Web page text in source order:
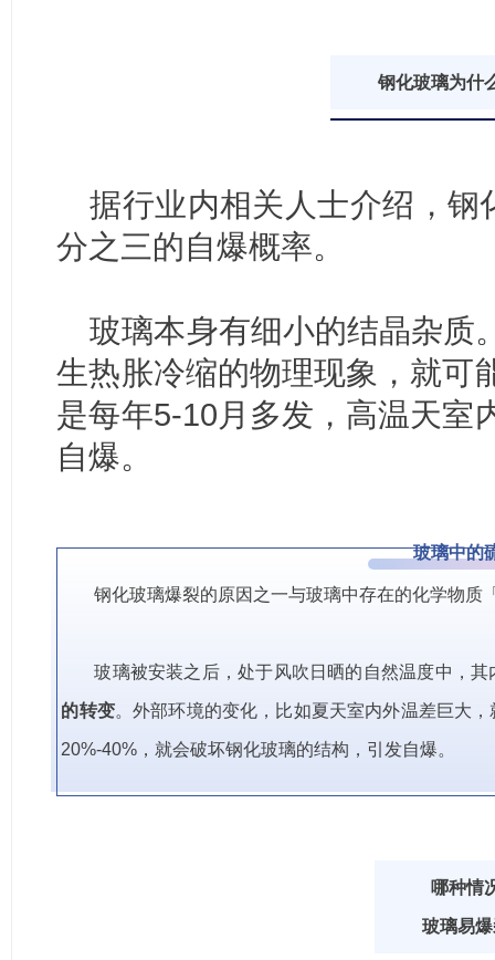
钢化玻璃为什
据行业内相关人士介绍，钢
分之三的自爆概率。
玻璃本身有细小的结晶杂质
生热胀冷缩的物理现象，就可
是每年5-10月多发，高温天室
自爆。
玻璃中的
钢化玻璃爆裂的原因之一与玻璃中存在的化学物质
玻璃被安装之后，处于风吹日晒的自然温度中，
的转变。外部环境的变化，比如夏天室内外温差巨大，
20%-40%，就会破坏钢化玻璃的结构，引发自爆。
哪种情
玻璃易